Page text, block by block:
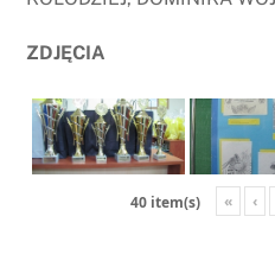
ZDJĘCIA
40 item(s) « ‹